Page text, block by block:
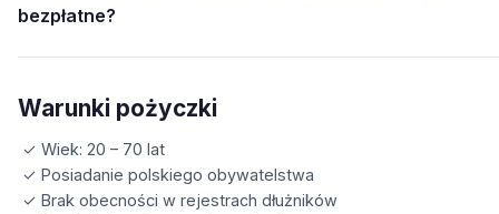
bezpłatne?
Warunki pożyczki
✓ Wiek: 20 – 70 lat
✓ Posiadanie polskiego obywatelstwa
✓ Brak obecności w rejestrach dłużników